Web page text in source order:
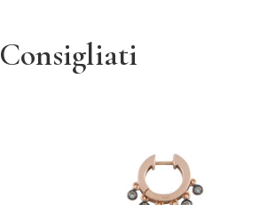
Consigliati